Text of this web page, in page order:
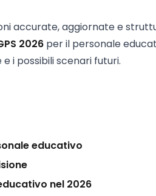
accurate, aggiornate e
2026 per il personale
i possibili scenari futuri.
educativo
nel 2026